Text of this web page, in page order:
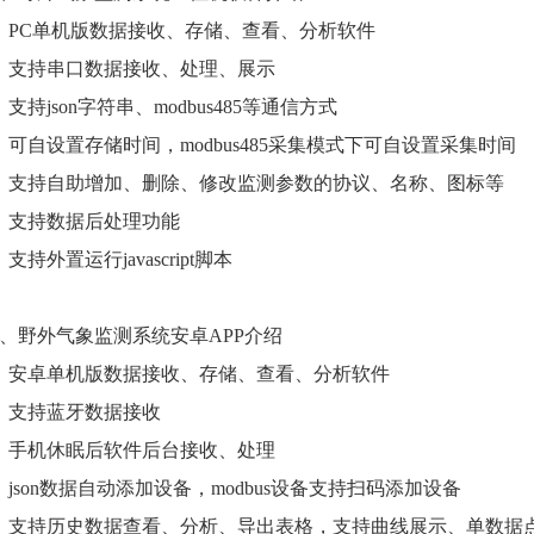
PC单机版数据接收、存储、查看、分析软件
支持串口数据接收、处理、展示
支持json字符串、modbus485等通信方式
可自设置存储时间，modbus485采集模式下可自设置采集时间
支持自助增加、删除、修改监测参数的协议、名称、图标等
支持数据后处理功能
支持外置运行javascript脚本
野外气象监测系统安卓APP介绍
安卓单机版数据接收、存储、查看、分析软件
支持蓝牙数据接收
手机休眠后软件后台接收、处理
json数据自动添加设备，modbus设备支持扫码添加设备
支持历史数据查看、分析、导出表格，支持曲线展示、单数据